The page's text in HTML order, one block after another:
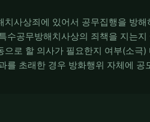
사상죄에 있어서 공무집행을 방
수공무방해치사상의 죄책을 지는
로 할 의사가 필요한지 여부(소극
를 초래한 경우 방화행위 자체에